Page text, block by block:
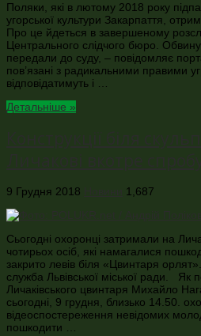
Поляки, які в лютому 2018 року
угорської культури Закарпаття,
Про це йдеться в завершеному
Центрального слідчого бюро.
передали до суду, – повідомляє
пов’язані з радикальними правими
відповідатимуть і …
Детальніше »
9 Грудня 2018 1,687
Сьогодні охоронці затримали на
чотирьох осіб, які намагалися
закрито левів біля «Цвинтаря
служба Львівської міської ради. Як
Личаківського цвинтаря Михайло
сьогодні, 9 грудня, близько 14.50.
відеоспостереження невідомих
пошкодити …